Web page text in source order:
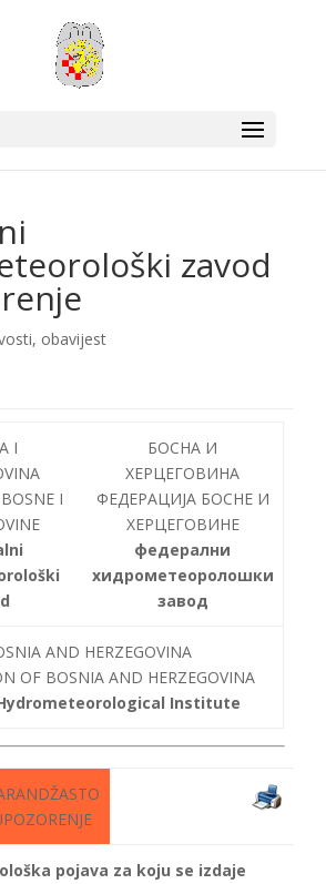
zavod
, obavijest
I
I
БОСНА И
ХЕРЦЕГОВИНА
ФЕДЕРАЦИЈА БОСНЕ И
ХЕРЦЕГОВИНЕ
федерални
хидрометеоролошки
завод
AND HERZEGOVINA
OF BOSNIA AND HERZEGOVINA
Institute
pojava za koju se izdaje